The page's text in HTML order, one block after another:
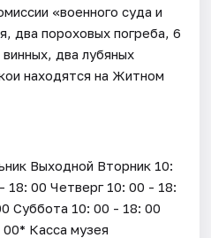
«военного суда и
два пороховых погреба, 6
два лубяных
находятся на Житном
Выходной Вторник 10:
00 Четверг 10: 00 - 18:
Суббота 10: 00 - 18: 00
Касса музея